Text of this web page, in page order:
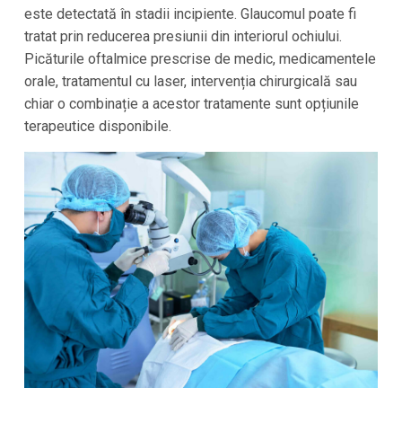
este detectată în stadii incipiente. Glaucomul poate fi
tratat prin reducerea presiunii din interiorul ochiului.
Picăturile oftalmice prescrise de medic, medicamentele
orale, tratamentul cu laser, intervenția chirurgicală sau
chiar o combinație a acestor tratamente sunt opțiunile
terapeutice disponibile.